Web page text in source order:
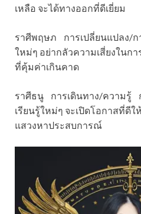
เหลือ จะได้ทางออกที่ดีเยี่ยม
ราศีพฤษภ การเปลี่ยนแปลง/ก
ใหม่ๆ อย่ากลัวความเสี่ยงในก
ที่คุ้มค่าเกินคาด
ราศีธนู การเดินทาง/ความรู้
เรียนรู้ใหม่ๆ จะเปิดโอกาสที่ดี
แสวงหาประสบการณ์